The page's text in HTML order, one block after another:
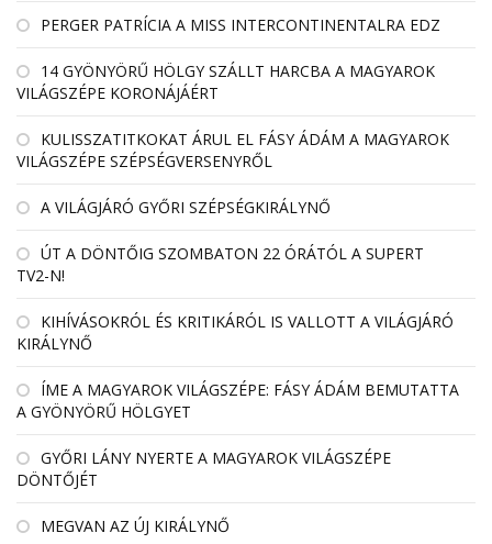
PERGER PATRÍCIA A MISS INTERCONTINENTALRA EDZ
14 GYÖNYÖRŰ HÖLGY SZÁLLT HARCBA A MAGYAROK
VILÁGSZÉPE KORONÁJÁÉRT
KULISSZATITKOKAT ÁRUL EL FÁSY ÁDÁM A MAGYAROK
VILÁGSZÉPE SZÉPSÉGVERSENYRŐL
A VILÁGJÁRÓ GYŐRI SZÉPSÉGKIRÁLYNŐ
ÚT A DÖNTŐIG SZOMBATON 22 ÓRÁTÓL A SUPERT
TV2-N!
KIHÍVÁSOKRÓL ÉS KRITIKÁRÓL IS VALLOTT A VILÁGJÁRÓ
KIRÁLYNŐ
ÍME A MAGYAROK VILÁGSZÉPE: FÁSY ÁDÁM BEMUTATTA
A GYÖNYÖRŰ HÖLGYET
GYŐRI LÁNY NYERTE A MAGYAROK VILÁGSZÉPE
DÖNTŐJÉT
MEGVAN AZ ÚJ KIRÁLYNŐ